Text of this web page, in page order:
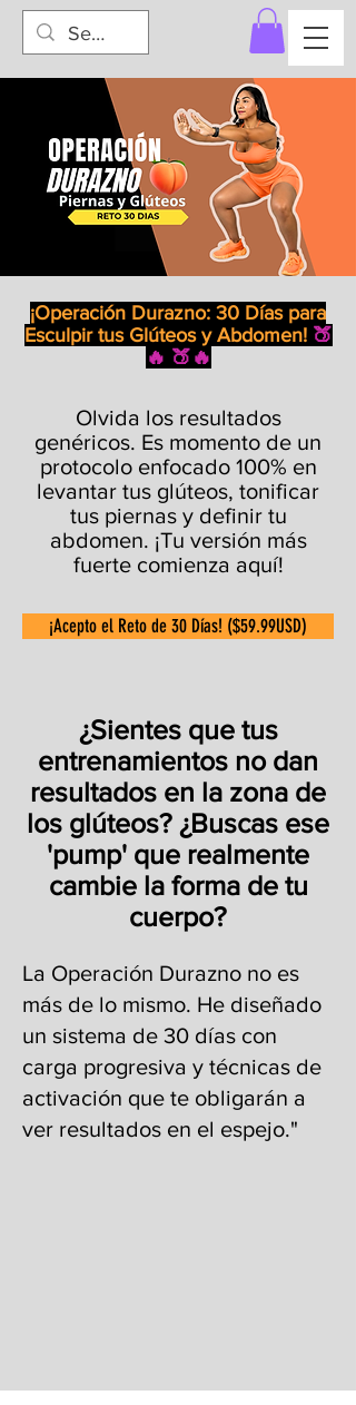
¡Operación Durazno: 30 Días para
Esculpir tus Glúteos y Abdomen!🍑
🔥 🍑🔥
Olvida los resultados
genéricos. Es momento de un
protocolo enfocado 100% en
levantar tus glúteos, tonificar
tus piernas y definir tu
abdomen. ¡Tu versión más
fuerte comienza aquí!
¡Acepto el Reto de 30 Días! ($59.99USD)
¿Sientes que tus
entrenamientos no dan
resultados en la zona de
los glúteos? ¿Buscas ese
'pump' que realmente
cambie la forma de tu
cuerpo?
La Operación Durazno no es
más de lo mismo. He diseñado
un sistema de 30 días con
carga progresiva y técnicas de
activación que te obligarán a
ver resultados en el espejo."